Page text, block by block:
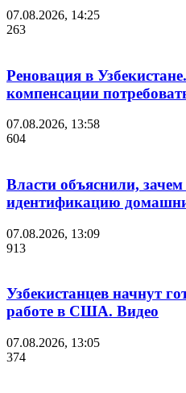
07.08.2026, 14:25
263
Реновация в
компенсации
07.08.2026, 13:58
604
Власти объяснили, зачем
идентификацию
07.08.2026, 13:09
913
Узбекистанцев начнут
работе в США. Видео
07.08.2026, 13:05
374